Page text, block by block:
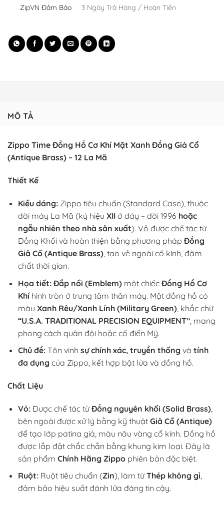
ZipVN Đảm Bảo 3 Ngày Trả Hàng / Hoàn Tiền
MÔ TẢ
Zippo Time Đồng Hồ Cơ Khí Mặt Xanh Đồng Giả Cổ
(Antique Brass) – 12 La Mã
Thiết Kế
Kiểu dáng:Zippo tiêu chuẩn (Standard Case), thuộc
đời máy La Mã (ký hiệu XIIở đáy – đời 1996 hoặc
ngẫu nhiên theo nhà sản xuất). Vỏ được chế tác từ
Đồng Khối và hoàn thiện bằng phương pháp Đồng
Giả Cổ (Antique Brass), tạo vẻ ngoài cổ kính, đậm
chất thời gian.
Họa tiết: Đắp nổi (Emblem)một chiếc Đồng Hồ Cơ
Khíhình tròn ở trung tâm thân máy. Mặt đồng hồ có
màu Xanh Rêu/Xanh Lính (Military Green), khắc chữ
“U.S.A. TRADITIONAL PRECISION EQUIPMENT”, mang
phong cách quân đội hoặc cổ điển Mỹ.
Chủ đề:Tôn vinh sự chính xác, truyền thống và tính
đa dụng của Zippo, kết hợp bật lửa và đồng hồ.
Chất Liệu
Vỏ:Được chế tác từĐồng nguyên khối (Solid Brass),
bên ngoài được xử lý bằng kỹ thuật Giả Cổ (Antique)
để tạo lớp patina giả, màu nâu vàng cổ kính. Đồng hồ
được lắp đặt chắc chắn bằng khung kim loại. Đây là
sản phẩm Chính Hãng Zippophiên bản đặc biệt.
Ruột:Ruột tiêu chuẩn (Zin), làm từThép không gỉ,
đảm bảo hiệu suất đánh lửa đáng tin cậy.